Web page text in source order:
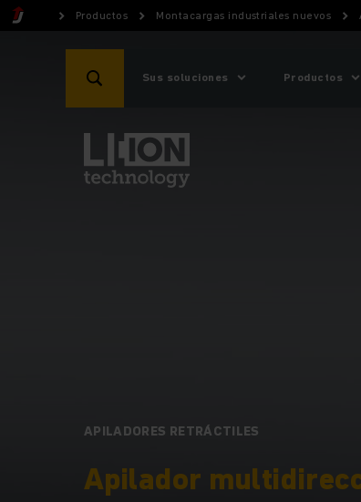
Productos Montacargas industriales nuevos
Sus soluciones Productos
APILADORES RETRÁCTILES
Apilador